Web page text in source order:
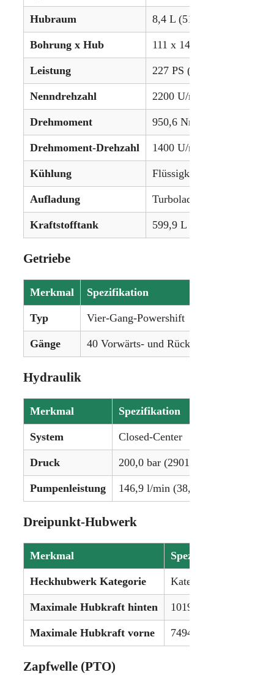
Hubraum 8,4 L (512,6 ci)
Bohrung x Hub 111 x 145 mm
Leistung 227 PS (169,3 kW)
Nenndrehzahl 2200 U/min
Drehmoment 950,6 Nm
Drehmoment-Drehzahl 1400 U/min
Kühlung Flüssigkeitsgekühlt
Aufladung Turbolader mit
Kraftstofftank 599,9 L (158,5 Gallonen)
Getriebe
Merkmal Spezifikation
Typ Vier-Gang-Powershift
Gänge 40 Vorwärts- und Rückwärtsgänge
Hydraulik
Merkmal Spezifikation
System Closed-Center
Druck 200,0 bar (2901 psi)
Pumpenleistung 146,9 l/min (38,8 gpm)
Dreipunkt-Hubwerk
Merkmal Spezifikation
Heckhubwerk Kategorie Kategorie III/IV
Maximale Hubkraft hinten 10196 kg (22.480 lbs)
Maximale Hubkraft vorne 7494 kg (16.523 lbs)
Zapfwelle (PTO)